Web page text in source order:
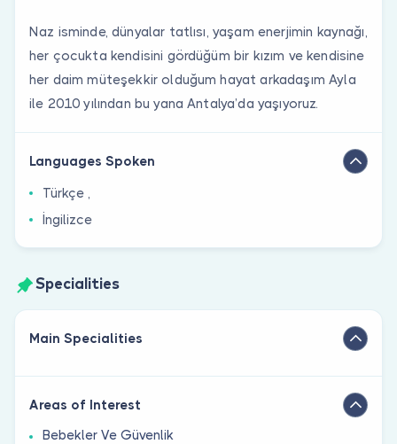
Naz isminde, dünyalar tatlısı, yaşam enerjimin kaynağı,
her çocukta kendisini gördüğüm bir kızım ve kendisine
her daim müteşekkir olduğum hayat arkadaşım Ayla
ile 2010 yılından bu yana Antalya’da yaşıyoruz.
Languages Spoken
Türkçe ,
İngilizce
Specialities
Main Specialities
Areas of Interest
Bebekler Ve Güvenlik